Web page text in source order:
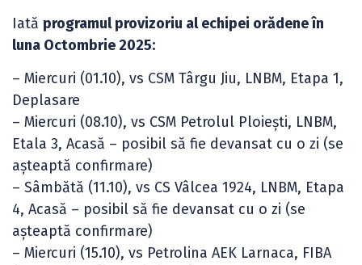
Iată programul provizoriu al echipei orădene în
luna Octombrie 2025:
– Miercuri (01.10), vs CSM Târgu Jiu, LNBM, Etapa 1,
Deplasare
– Miercuri (08.10), vs CSM Petrolul Ploiești, LNBM,
Etala 3, Acasă – posibil să fie devansat cu o zi (se
așteaptă confirmare)
– Sâmbătă (11.10), vs CS Vâlcea 1924, LNBM, Etapa
4, Acasă – posibil să fie devansat cu o zi (se
așteaptă confirmare)
– Miercuri (15.10), vs Petrolina AEK Larnaca, FIBA